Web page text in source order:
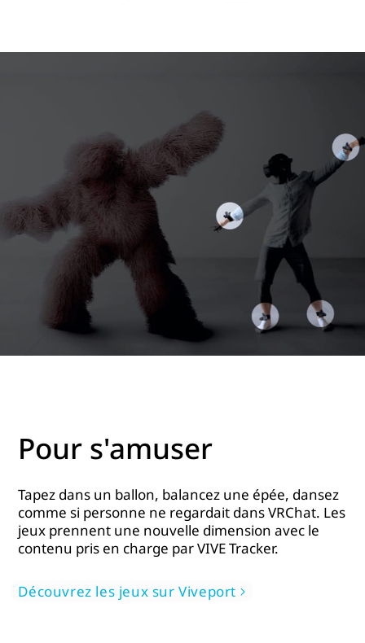
Pour s'amuser
Tapez dans un ballon, balancez une épée, dansez
comme si personne ne regardait dans VRChat. Les
jeux prennent une nouvelle dimension avec le
contenu pris en charge par VIVE Tracker.
Découvrez les jeux sur Viveport